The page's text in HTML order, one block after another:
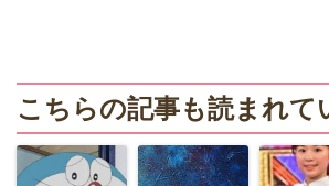
こちらの記事も読まれて